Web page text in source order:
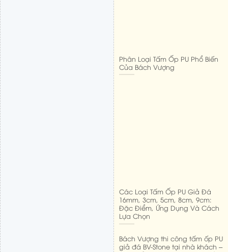
Phân Loại Tấm Ốp PU Phổ Biến
Của Bách Vượng
Các Loại Tấm Ốp PU Giả Đá
16mm, 3cm, 5cm, 8cm, 9cm:
Đặc Điểm, Ứng Dụng Và Cách
Lựa Chọn
Bách Vượng thi công tấm ốp PU
giả đá BV-Stone tại nhà khách –